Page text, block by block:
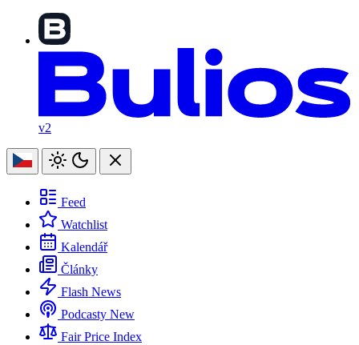
v2
Feed
Watchlist
Kalendář
Články
Flash News
Podcasty New
Fair Price Index